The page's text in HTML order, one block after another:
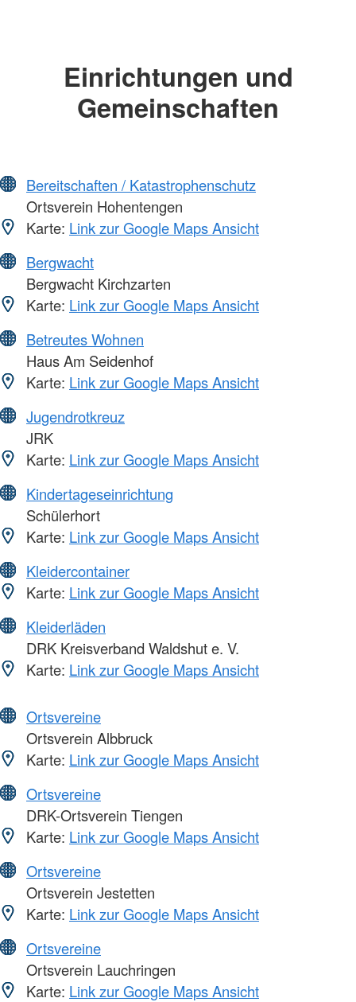
Einrichtungen und
Gemeinschaften
Bereitschaften / Katastrophenschutz
Ortsverein Hohentengen
Karte: Link zur Google Maps Ansicht
Bergwacht
Bergwacht Kirchzarten
Karte: Link zur Google Maps Ansicht
Betreutes Wohnen
Haus Am Seidenhof
Karte: Link zur Google Maps Ansicht
Jugendrotkreuz
JRK
Karte: Link zur Google Maps Ansicht
Kindertageseinrichtung
Schülerhort
Karte: Link zur Google Maps Ansicht
Kleidercontainer
Karte: Link zur Google Maps Ansicht
Kleiderläden
DRK Kreisverband Waldshut e. V.
Karte: Link zur Google Maps Ansicht
Ortsvereine
Ortsverein Albbruck
Karte: Link zur Google Maps Ansicht
Ortsvereine
DRK-Ortsverein Tiengen
Karte: Link zur Google Maps Ansicht
Ortsvereine
Ortsverein Jestetten
Karte: Link zur Google Maps Ansicht
Ortsvereine
Ortsverein Lauchringen
Karte: Link zur Google Maps Ansicht